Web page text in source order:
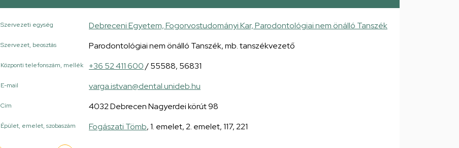
Szervezeti egység Debreceni Egyetem, Fogorvostudományi Kar, Parodontológiai nem önálló Tanszék
Szervezet, beosztás Parodontológiai nem önálló Tanszék, mb. tanszékvezető
Központi telefonszám, mellék +36 52 411 600/ 55588, 56831
E-mail varga.istvan@dental.unideb.hu
Cím 4032 Debrecen Nagyerdei körút 98
Épület, emelet, szobaszám Fogászati Tömb, 1. emelet, 2. emelet, 117, 221